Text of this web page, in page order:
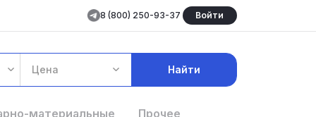
8 (800) 250-93-37 Войти
Цена Найти
материальные
Прочее